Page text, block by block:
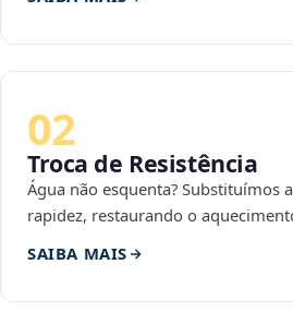
02
Troca de Resistência
Água não esquenta? Substituímos
rapidez, restaurando o
SAIBA MAIS